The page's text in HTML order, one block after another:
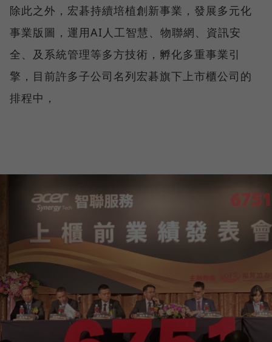
除此之外，宏碁持續培植創新事業，發展多元化
事業版圖，運用AI人工智慧、物聯網、資訊安
全、及系統管理等多方技術，孵化多重事業引
擎，目前許多子公司名列宏碁旗下上市櫃公司的
排程中，